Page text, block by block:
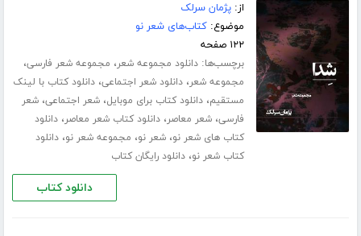
از:پژمان سرلک
موضوع:کتاب‌های شعر نو
۱۲۲ صفحه
برچسب‌ها:دانلود مجموعه شعر، مجموعه شعر فارسی،
مجموعه شعر،دانلود شعر اجتماعی،دانلود کتاب با لینک
مستقیم،دانلود کتاب برای موبایل،شعر اجتماعی،شعر
فارسی،شعر معاصر،دانلود کتاب شعر معاصر،دانلود
کتاب های شعر نو،شعر نو، مجموعه شعر نو،دانلود
کتاب شعر نو،دانلود رایگان کتاب
دانلود کتاب